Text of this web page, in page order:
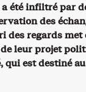
été infiltré par
des
des regards
leur projet
qui est destiné